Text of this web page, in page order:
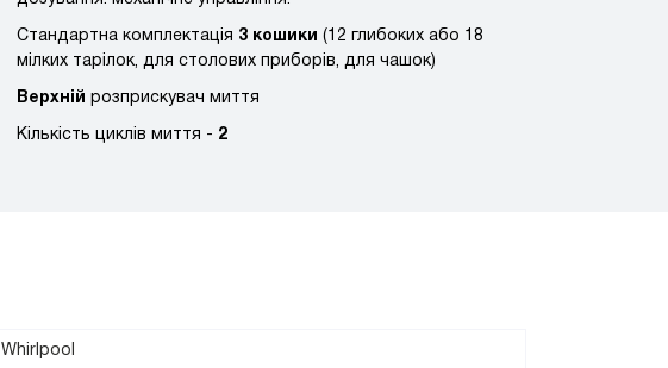
Стандартна комплектація 3 кошики (12 глибоких або 18
мілких тарілок, для столових приборів, для чашок)
Верхній розприскувач миття
Кількість циклів миття - 2
Whirlpool